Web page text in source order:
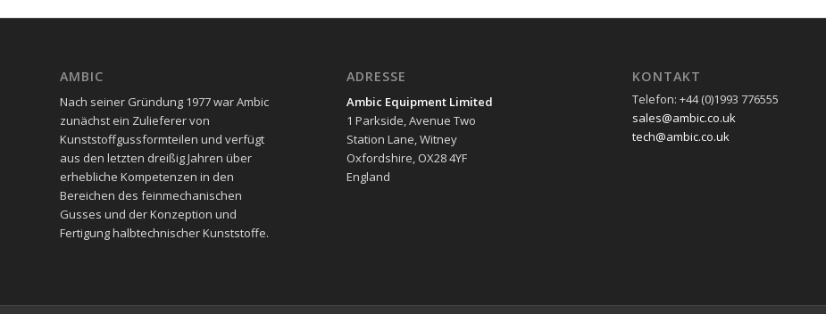
AMBIC
Nach seiner Gründung 1977 war Ambic
zunächst ein Zulieferer von
Kunststoffgussformteilen und verfügt
aus den letzten dreißig Jahren über
erhebliche Kompetenzen in den
Bereichen des feinmechanischen
Gusses und der Konzeption und
Fertigung halbtechnischer Kunststoffe.
ADRESSE
Ambic Equipment Limited
1 Parkside, Avenue Two
Station Lane, Witney
Oxfordshire, OX28 4YF
England
KONTAKT
Telefon: +44 (0)1993 776555
sales@ambic.co.uk
tech@ambic.co.uk